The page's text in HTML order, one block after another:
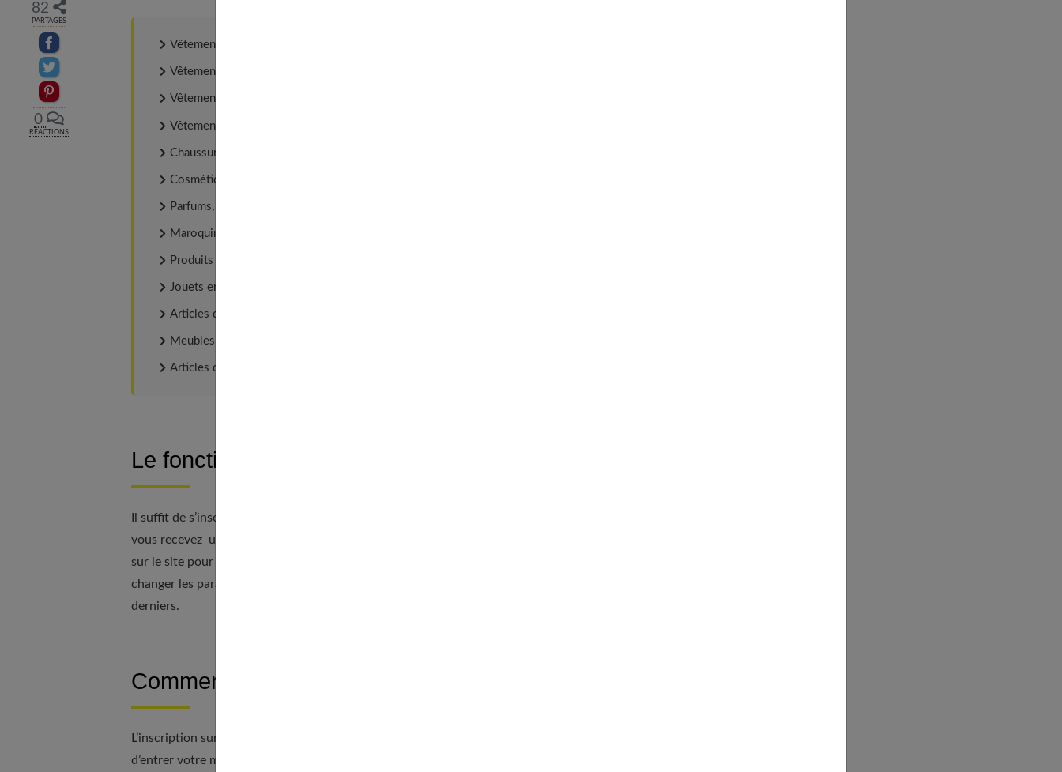
82
PARTAGES
Partager sur facebook
Partager sur Twitter
Epingler sur Pinterest
0
RÉACTIONS
Vêtements pour enfants,
Vêtements pour femmes,
Vêtements pour hommes,
Vêtements de grossesse,
Chaussures enfants, femmes et hommes,
Cosmétiques,
Parfums,
Maroquinerie,
Produits pour bébé,
Jouets enfants et accessoires,
Articles de puériculture,
Meubles chambres enfants ou pour la maison,
Articles de décoration…
Le fonctionnement
Il suffit de s’inscrire sur le site et à la newsletter pour avoir accès à toutes les ventes. Chaque matin,
vous recevez un mail, pour vous avertir des ventes en cours. Vous n’avez plus ensuite qu’à vous rendre
sur le site pour découvrir le contenu de chaque vente ou des outlets. Vous pouvez à tout moment
changer les paramètres pour ne plus recevoir de mail tous les jours et choisir la fréquence de ces
derniers.
Comment s’inscrire sur Limango ?
L’inscription sur le site est gratuite et ne vous engage à rien. Elle est très rapide puisqu’il vous suffit
d’entrer votre mail dans le champ « Email », vous pouvez ensuite choisir un mot de passe, cocher la case